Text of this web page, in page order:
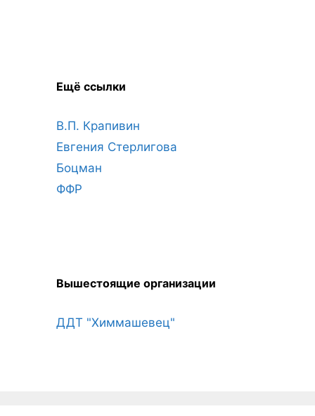
Ещё ссылки
В.П. Крапивин
Евгения Стерлигова
Боцман
ФФР
Вышестоящие организации
ДДТ "Химмашевец"